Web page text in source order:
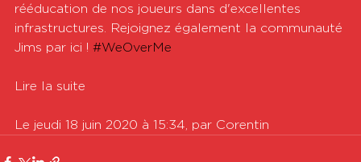
rééducation de nos joueurs dans d'excellentes
infrastructures. Rejoignez également la communauté
Jims par ici ! #WeOverMe
Lire la suite
Le jeudi 18 juin 2020 à 15:34, par Corentin